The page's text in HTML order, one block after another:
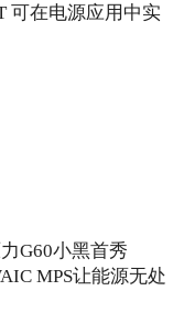
可在电源应用中实
G60小黑首秀
MPS让能源无处